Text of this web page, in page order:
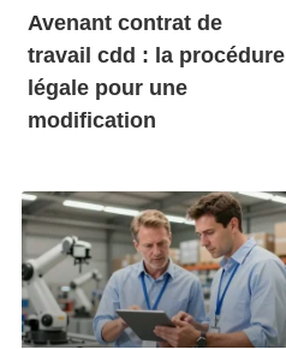
Avenant contrat de
travail cdd : la procédure
légale pour une
modification